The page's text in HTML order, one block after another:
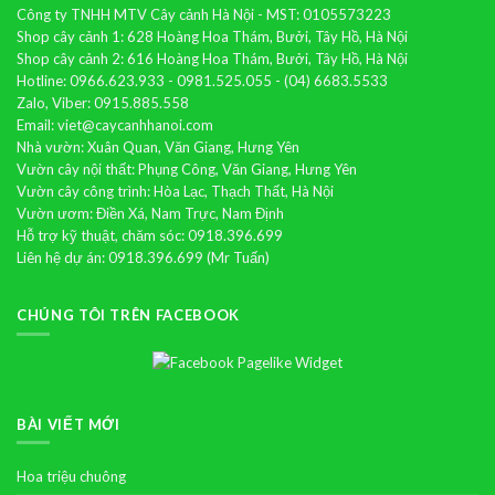
Công ty TNHH MTV Cây cảnh Hà Nội - MST: 0105573223
Shop cây cảnh 1: 628 Hoàng Hoa Thám, Bưởi, Tây Hồ, Hà Nội
Shop cây cảnh 2: 616 Hoàng Hoa Thám, Bưởi, Tây Hồ, Hà Nội
Hotline: 0966.623.933 - 0981.525.055 - (04) 6683.5533
Zalo, Viber: 0915.885.558
Email: viet@caycanhhanoi.com
Nhà vườn: Xuân Quan, Văn Giang, Hưng Yên
Vườn cây nội thất: Phụng Công, Văn Giang, Hưng Yên
Vườn cây công trình: Hòa Lạc, Thạch Thất, Hà Nội
Vườn ươm: Điền Xá, Nam Trực, Nam Định
Hỗ trợ kỹ thuật, chăm sóc: 0918.396.699
Liên hệ dự án: 0918.396.699 (Mr Tuấn)
CHÚNG TÔI TRÊN FACEBOOK
BÀI VIẾT MỚI
Hoa triệu chuông